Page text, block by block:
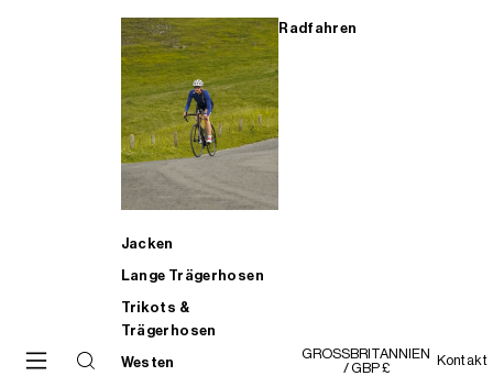
Radfahren
Jacken
Lange Trägerhosen
Trikots &
Trägerhosen
Westen
GROSSBRITANNIEN
/ GBP £
Kontakt